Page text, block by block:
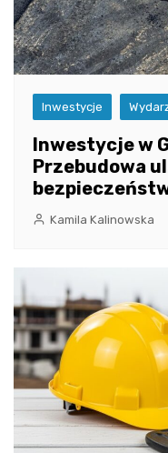
Inwestycje
Inwestycje w
Przebudowa
Kamila Kalinowska